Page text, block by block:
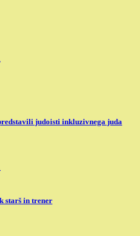
judoisti inkluzivnega juda
starš in trener